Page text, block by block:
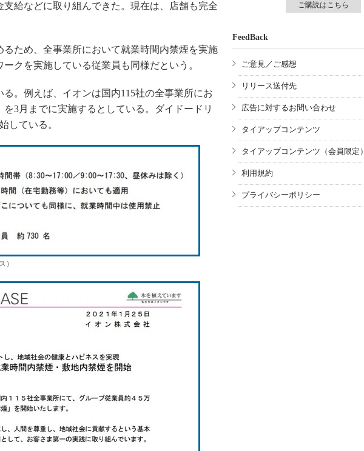
給などに取り組んできた。現在は、店舗も完全
ため、全事業所において就業時間内禁煙を実施
クを実施している従業員も同様だという。
。例えば、イオンは国内115社の全事業所にお
3月までに実施するとしている。ダイドードリ
している。
）
ご購読はこちら
FeedBack
ご意見／ご感想
リリース送付先
広告に対するお問い合わせ
タイアップコンテンツ
タイアップコンテンツ（会員限定）
利用規約
プライバシーポリシー